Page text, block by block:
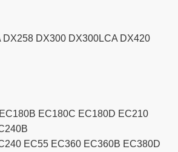
DX258 DX300 DX300LCA DX420
EC180C EC180D EC210
EC55 EC360 EC360B EC380D